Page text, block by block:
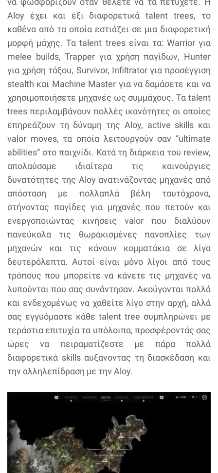
Aloy έχει και έξι διαφορετικά talent trees, το
καθένα από τα οποία εστιάζει σε μια διαφορετική
μορφή μάχης. Τα talent trees είναι τα: Warrior για
melee builds, Trapper για χρήση παγίδων, Hunter
για χρήση τόξου, Survivor, Infiltrator για προσέγγιση
stealth και Machine Master για να δαμάσετε και να
χρησιμοποιήσετε μηχανές ως συμμάχους. Τα talent
trees περιλαμβάνουν πολλές ικανότητες οι οποίες
επηρεάζουν τη δύναμη της Aloy, active skills και
valor moves, τα οποία λειτουργούν σαν “ultimate
abilities” στο παιχνίδι. Κατά τη διάρκεια του review,
απολαύσαμε ιδιαίτερα τις καινούργιες
δυνατότητες της Aloy ανατινάζοντας μηχανές από
απόσταση με πολλαπλά βέλη ταυτόχρονα,
στήνοντας παγίδες για μηχανές που πετούν και
ενεργοποιώντας κινήσεις valor που διαλύουν
πανεύκολα τις θωρακισμένες πανοπλίες των
μηχανών και τις κάνουν κομματάκια σε λίγα
δευτερόλεπτα. Αυτοί είναι μόνο λίγοι από τους
τρόπους που μπορείτε να κάνετε τις μηχανές να
λυπούνται που σας συνάντησαν. Ακούγονται πολλά
και ενδεχομένως να χαθείτε λίγο στην αρχή, αλλά
σας εγγυόμαστε κάθε talent tree συμπληρώνει με
τεράστια επιτυχία τα υπόλοιπα, προσφέροντάς σας
ώρες να πειραματίζεστε με πάρα πολλά
διαφορετικά skills αυξάνοντας τη διασκέδαση και
την αλληλεπίδραση με την Aloy.